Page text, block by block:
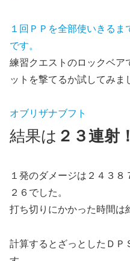
１回ＰＰを全部使いきる
です。
練習クエストのロックベア
ットを撃てるか試してみま
オブリザナブフト
結果は ２３連射！
１発のダメージは２４３８
２６でした。
打ち切りにかかった時間は
計算するとざっとしたＤＰ